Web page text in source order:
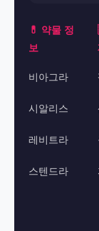
💊 약물 정
보
비아그라
시알리스
레비트라
스텐드라